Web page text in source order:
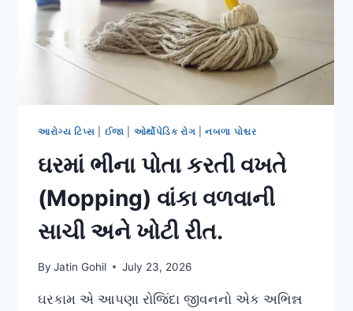
(CG)
સાચવવું.
આરોગ્ય ટિપ્સ ઈજા ઓર્થોપેડિક રોગ |નબળા પોશ્ચર
ઘરમાં ભીના પોતા કરતી વખતે
(Mopping) વાંકા વળવાની
સાચી અને ખોટી રીત.
By Jatin Gohil July 23, 2026
ઘરકામ એ આપણા રોજિંદા જીવનનો એક અભિન્ન